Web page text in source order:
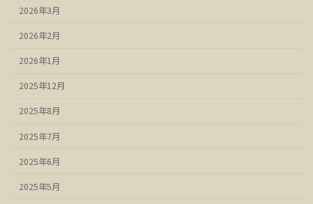
2026年3月
2026年2月
2026年1月
2025年12月
2025年8月
2025年7月
2025年6月
2025年5月